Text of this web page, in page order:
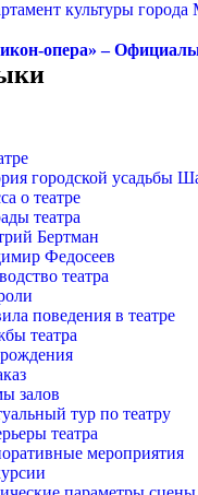
культуры
опера» –
городской усадьбы
о театре
театра
Бертман
Федосеев
театра
поведения в театре
театра
залов
тур по театру
театра
мероприятия